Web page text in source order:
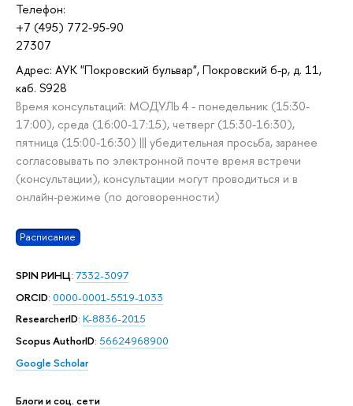
Телефон:
+7 (495) 772-95-90
27307
Адрес: АУК "Покровский бульвар", Покровский б-р, д. 11,
каб. S928
Время консультаций: МОДУЛЬ 4 - понедельник (15:30-
17:00), среда (16:00-17:15), четверг (15:30-16:30),
пятница (15:00-16:30) ||| убедительная просьба, заранее
согласовывать по электронной почте время встречи
(консультации), консультации могут проводиться и в
онлайн-режиме (по договоренности)
Расписание
SPIN РИНЦ: 7332-3097
ORCID: 0000-0001-5519-1033
ResearcherID: K-8836-2015
Scopus AuthorID: 56624968900
Google Scholar
Блоги и соц. сети